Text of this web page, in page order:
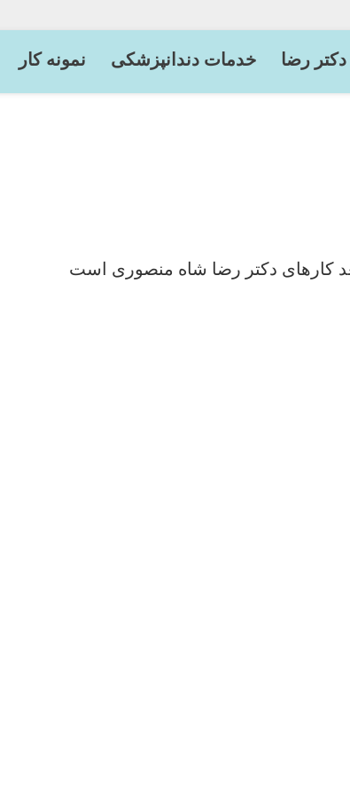
دکتر رضا خدمات دندانپزشکی نمونه کار
کارهای دکتر رضا شاه منصوری است